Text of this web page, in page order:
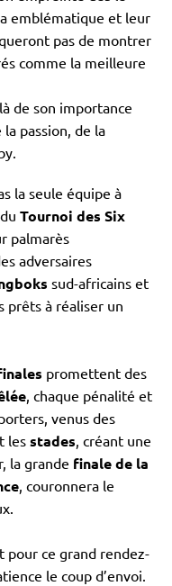
emblématique et leur
pas de montrer
comme la meilleure
de son importance
passion, de la
la seule équipe à
Tournoi des Six
palmarès
adversaires
sud-africains et
prêts à réaliser un
promettent des
, chaque pénalité et
venus des
les stades, créant une
la grande finale de la
, couronnera le
pour ce grand rendez-
le coup d’envoi.